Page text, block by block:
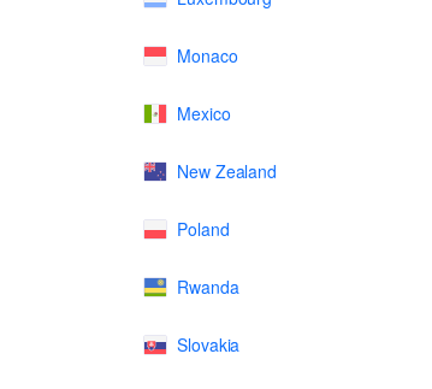
Monaco
Mexico
New Zealand
Poland
Rwanda
Slovakia